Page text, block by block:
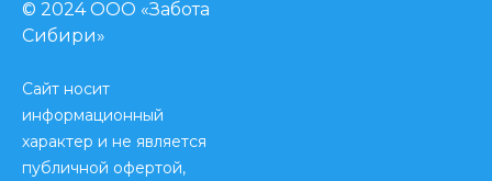
© 2024 ООО «Забота
Сибири»
Сайт носит
информационный
характер и не является
публичной офертой,
Информация, представленная на сайте,
не может быть использована для
постановки диагноза, назначения
лечения. Необходима консультация